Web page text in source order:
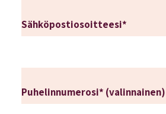
Sähköpostiosoitteesi*
Puhelin­numerosi* (valinnainen)